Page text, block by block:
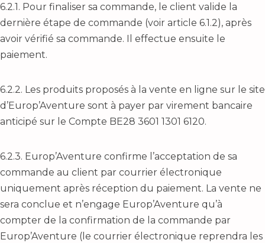
6.2.1. Pour finaliser sa commande, le client valide la
dernière étape de commande (voir article 6.1.2), après
avoir vérifié sa commande. Il effectue ensuite le
paiement.
6.2.2. Les produits proposés à la vente en ligne sur le site
d’Europ’Aventure sont à payer par virement bancaire
anticipé sur le Compte BE28 3601 1301 6120.
6.2.3. Europ’Aventure confirme l’acceptation de sa
commande au client par courrier électronique
uniquement après réception du paiement. La vente ne
sera conclue et n’engage Europ’Aventure qu’à
compter de la confirmation de la commande par
Europ’Aventure (le courrier électronique reprendra les